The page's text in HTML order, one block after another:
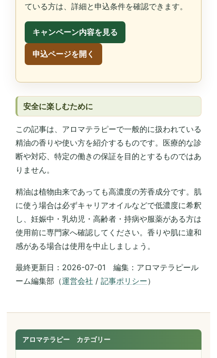
ている方は、詳細と申込条件を確認できます。
キャンペーン内容を見る
申込ページを開く
安全に楽しむために
この記事は、アロマテラピーで一般的に扱われている
精油の香りや使い方を紹介するものです。医療的な診
断や対応、特定の働きの保証を目的とするものではあ
りません。
精油は植物由来であっても高濃度の芳香成分です。肌
に使う場合は必ずキャリアオイルなどで低濃度に希釈
し、妊娠中・乳幼児・高齢者・持病や服薬がある方は
使用前に専門家へ確認してください。香りや肌に違和
感がある場合は使用を中止しましょう。
最終更新日：2026-07-01 編集：アロマテラピール
ーム編集部（運営会社 / 記事ポリシー）
アロマテラピー カテゴリー